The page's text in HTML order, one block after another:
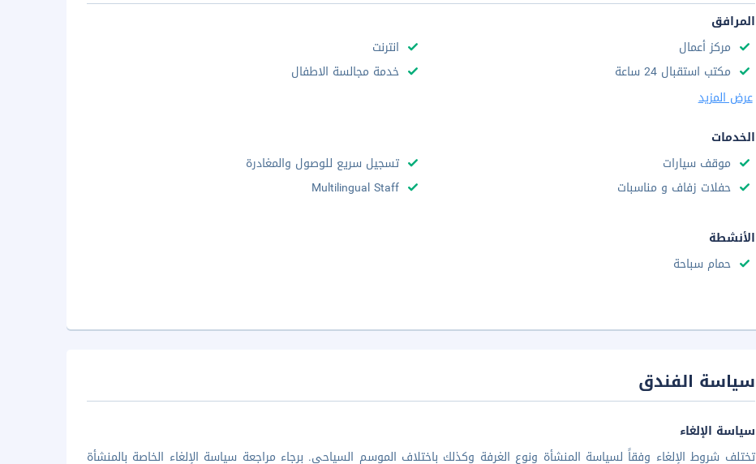
المرافق
مركز أعمال
انترنت
مكتب استقبال 24 ساعة
خدمة مجالسة الاطفال
عرض المزيد
الخدمات
موقف سيارات
تسجيل سريع للوصول والمغادرة
حفلات زفاف و مناسبات
Multilingual Staff
الأنشطة
حمام سباحة
سياسة الفندق
سياسة الإلغاء
تختلف شروط الإلغاء وفقاً لسياسة المنشأة ونوع الغرفة وكذلك باختلاف الموسم السياحي. برجاء مراجعة سياسة الإلغاء الخاصة بالمنشأة